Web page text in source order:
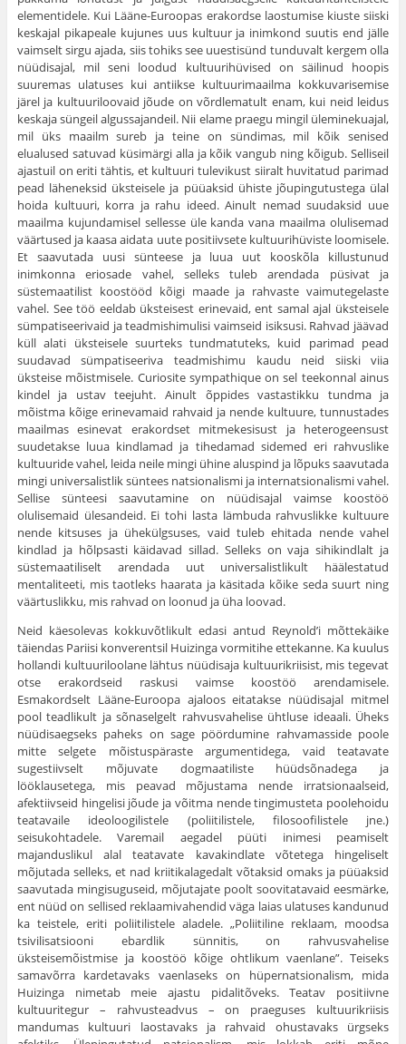
elementidele. Kui Lääne-Euroopas erakordse laostumise kiuste siiski
keskajal pikapeale kujunes uus kultuur ja inimkond suutis end jälle
vaimselt sirgu ajada, siis tohiks see uuestisünd tunduvalt kergem olla
nüüdisajal, mil seni loodud kultuurihüvised on säilinud hoopis
suuremas ulatuses kui antiikse kultuurimaailma kokkuvarisemise
järel ja kultuuriloovaid jõude on võrdlematult enam, kui neid leidus
keskaja süngeil algussajandeil. Nii elame praegu mingil üleminekuajal,
mil üks maailm sureb ja teine on sündimas, mil kõik senised
elualused satuvad küsimärgi alla ja kõik vangub ning kõigub. Selliseil
ajastuil on eriti tähtis, et kultuuri tulevikust siiralt huvitatud parimad
pead läheneksid üksteisele ja püüaksid ühiste jõupingutustega ülal
hoida kultuuri, korra ja rahu ideed. Ainult nemad suudaksid uue
maailma kujundamisel sellesse üle kanda vana maailma olulisemad
väärtused ja kaasa aidata uute positiivsete kultuurihüviste loomisele.
Et saavutada uusi sünteese ja luua uut kooskõla killustunud
inimkonna eriosade vahel, selleks tuleb arendada püsivat ja
süstemaatilist koostööd kõigi maade ja rahvaste vaimutegelaste
vahel. See töö eeldab üksteisest erinevaid, ent samal ajal üksteisele
sümpatiseerivaid ja teadmishimulisi vaimseid isiksusi. Rahvad jäävad
küll alati üksteisele suurteks tundmatuteks, kuid parimad pead
suudavad sümpatiseeriva teadmishimu kaudu neid siiski viia
üksteise mõistmisele. Curiosite sympathique on sel teekonnal ainus
kindel ja ustav teejuht. Ainult õppides vastastikku tundma ja
mõistma kõige erinevamaid rahvaid ja nende kultuure, tunnustades
maailmas esinevat erakordset mitmekesisust ja heterogeensust
suudetakse luua kindlamad ja tihedamad sidemed eri rahvuslike
kultuuride vahel, leida neile mingi ühine aluspind ja lõpuks saavutada
mingi universalistlik süntees natsionalismi ja internatsionalismi vahel.
Sellise sünteesi saavutamine on nüüdisajal vaimse koostöö
olulisemaid ülesandeid. Ei tohi lasta lämbuda rahvuslikke kultuure
nende kitsuses ja ühekülgsuses, vaid tuleb ehitada nende vahel
kindlad ja hõlpsasti käidavad sillad. Selleks on vaja sihikindlalt ja
süstemaatiliselt arendada uut universalistlikult häälestatud
mentaliteeti, mis taotleks haarata ja käsitada kõike seda suurt ning
väärtuslikku, mis rahvad on loonud ja üha loovad.
Neid käesolevas kokkuvõtlikult edasi antud Reynold’i mõttekäike
täiendas Pariisi konverentsil Huizinga vormitihe ettekanne. Ka kuulus
hollandi kultuuriloolane lähtus nüüdisaja kultuurikriisist, mis tegevat
otse erakordseid raskusi vaimse koostöö arendamisele.
Esmakordselt Lääne-Euroopa ajaloos eitatakse nüüdisajal mitmel
pool teadlikult ja sõnaselgelt rahvusvahelise ühtluse ideaali. Üheks
nüüdisaegseks paheks on sage pöördumine rahvamasside poole
mitte selgete mõistuspäraste argumentidega, vaid teatavate
sugestiivselt mõjuvate dogmaatiliste hüüdsõnadega ja
lööklausetega, mis peavad mõjustama nende irratsionaalseid,
afektiivseid hingelisi jõude ja võitma nende tingimusteta poolehoidu
teatavaile ideoloogilistele (poliitilistele, filosoofilistele jne.)
seisukohtadele. Varemail aegadel püüti inimesi peamiselt
majanduslikul alal teatavate kavakindlate võtetega hingeliselt
mõjutada selleks, et nad kriitikalagedalt võtaksid omaks ja püüaksid
saavutada mingisuguseid, mõjutajate poolt soovitatavaid eesmärke,
ent nüüd on sellised reklaamivahendid väga laias ulatuses kandunud
ka teistele, eriti poliitilistele aladele. „Poliitiline reklaam, moodsa
tsivilisatsiooni ebardlik sünnitis, on rahvusvahelise
üksteisemõistmise ja koostöö kõige ohtlikum vaenlane”. Teiseks
samavõrra kardetavaks vaenlaseks on hüpernatsionalism, mida
Huizinga nimetab meie ajastu pidalitõveks. Teatav positiivne
kultuuritegur – rahvusteadvus – on praeguses kultuurikriisis
mandumas kultuuri laostavaks ja rahvaid ohustavaks ürgseks